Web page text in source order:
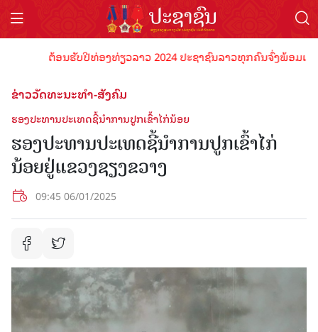
ຕ້ອນຮັບປີທ່ອງທ່ຽວລາວ 2024 ປະຊາຊົນລາວທຸກຄົນຈົ່ງພ້ອມເປັ
ຂ່າວວັດທະນະທຳ-ສັງຄົມ
ຮອງປະທານປະເທດຊີ້ນຳການປູກເຂົ້າໄກ່ນ້ອຍ
ຮອງປະທານປະເທດຊີ້ນຳການປູກເຂົ້າໄກ່
ນ້ອຍຢູ່ແຂວງຊຽງຂວາງ
09:45 06/01/2025